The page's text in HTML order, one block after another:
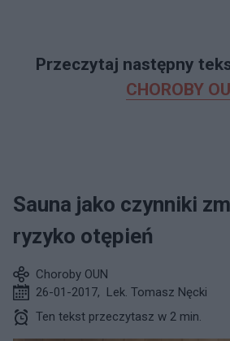
Przeczytaj następny
CHOROBY
Sauna jako czynniki
ryzyko otępień
Choroby OUN
26-01-2017, Lek. Tomasz Nęcki
Ten tekst przeczytasz w 2 min.